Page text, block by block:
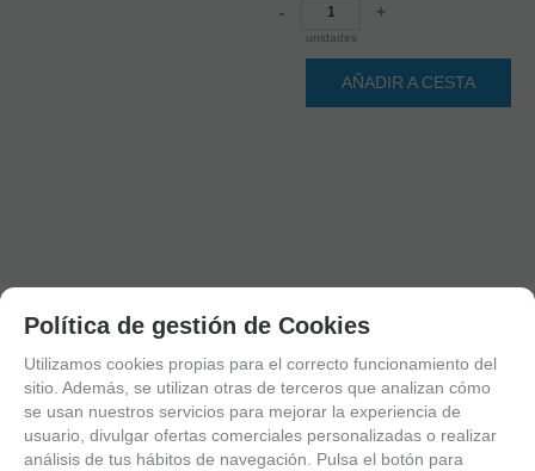
-
unidades
+
AÑADIR A CESTA
Política de gestión de Cookies
Utilizamos cookies propias para el correcto funcionamiento del
sitio. Además, se utilizan otras de terceros que analizan cómo
se usan nuestros servicios para mejorar la experiencia de
usuario, divulgar ofertas comerciales personalizadas o realizar
análisis de tus hábitos de navegación. Pulsa el botón para